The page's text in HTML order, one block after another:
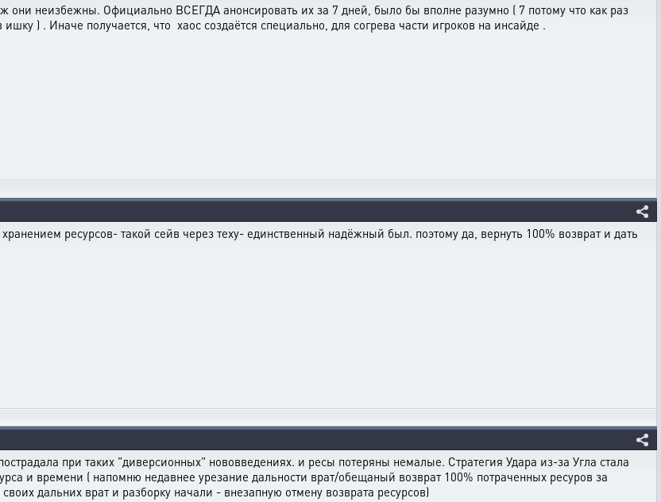
они неизбежны. Официально ВСЕГДА анонсировать их за 7 дней, было бы вполне разумно ( 7 потому что как раз
) . Иначе получается, что хаос создаётся специально, для согрева части игроков на инсайде .
ресурсов- такой сейв через теху- единственный надёжный был. поэтому да, вернуть 100% возврат и дать
при таких "диверсионных" нововведениях. и ресы потеряны немалые. Стратегия Удара из-за Угла стала
и времени ( напомню недавнее урезание дальности врат/обещаный возврат 100% потраченных ресуров за
дальних врат и разборку начали - внезапную отмену возврата ресурсов)